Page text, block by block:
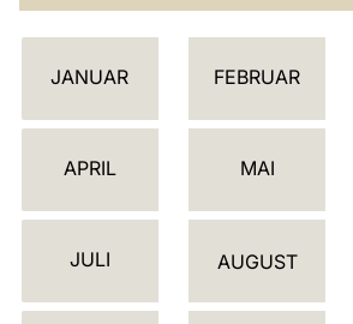
K
L
D
R
JANUAR FEBRUAR
APRIL MAI
JULI AUGUST